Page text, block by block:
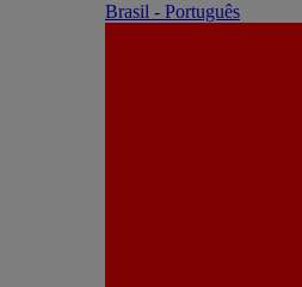
Brasil - Português